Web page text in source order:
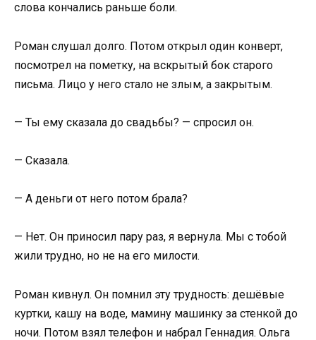
слова кончались раньше боли.
Роман слушал долго. Потом открыл один конверт,
посмотрел на пометку, на вскрытый бок старого
письма. Лицо у него стало не злым, а закрытым.
— Ты ему сказала до свадьбы? — спросил он.
— Сказала.
— А деньги от него потом брала?
— Нет. Он приносил пару раз, я вернула. Мы с тобой
жили трудно, но не на его милости.
Роман кивнул. Он помнил эту трудность: дешёвые
куртки, кашу на воде, мамину машинку за стенкой до
ночи. Потом взял телефон и набрал Геннадия. Ольга